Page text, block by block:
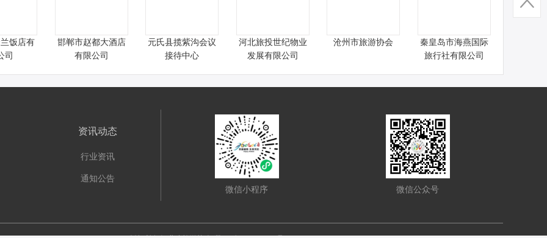
饭店有
司
邯郸市赵都大酒店
有限公司
元氏县揽紫沟会议
接待中心
河北旅投世纪物业
发展有限公司
沧州市旅游协会
秦皇岛市海燕国际
旅行社有限公司
资讯动态
行业资讯
通知公告
微信小程序
微信公众号